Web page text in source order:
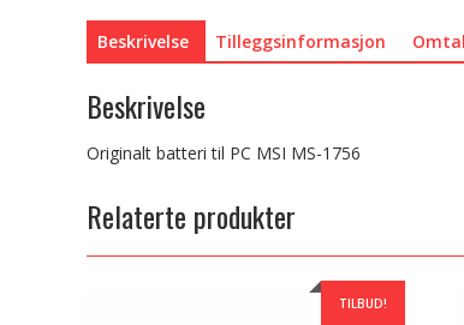
Beskrivelse Tilleggsinformasjon
Beskrivelse
Originalt batteri til PC MSI MS-1756
Relaterte produkter
TILBUD!